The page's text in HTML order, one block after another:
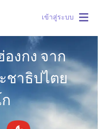
เข้าสู่ระบบ
งกง จาก
ชาธิปไตย